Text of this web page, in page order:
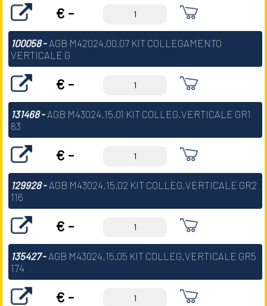
€ -
100058- AGB M42024.00.07 KIT COLLEGAMENTO
VERTICALE G
€ -
131468- AGB M43024.15.01 KIT COLLEG.VERTICALE GR1
83
€ -
129928- AGB M43024.15.02 KIT COLLEG.VERTICALE GR2
116
€ -
135427- AGB M43024.15.05 KIT COLLEG.VERTICALE GR5
174
€ -